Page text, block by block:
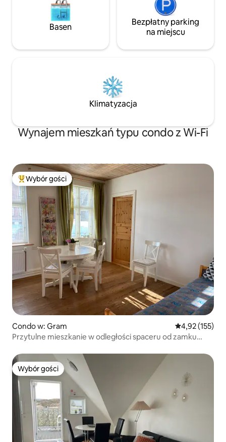
Basen
Bezpłatny parking
na miejscu
Klimatyzacja
Wynajem mieszkań typu condo z Wi-Fi
Najpopularniejsze z kategorii Wybór gości
Wybór gości
Condo w: Gram Średnia
4,92 (155)
Przytulne mieszkanie w odległości spaceru od zamku
Wybór gości
Wybór gości